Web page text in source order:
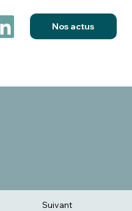
Nos actus
Suivant